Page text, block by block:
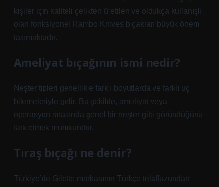
kişiler için kaliteli çelikten üretilen ve oldukça kullanışlı
olan fonksiyonel Rambo Knives bıçakları büyük önem
taşımaktadır.
Ameliyat bıçağının ismi nedir?
Neşter tipleri genellikle farklı boyutlarda ve farklı uç
bilemeleriyle gelir. Bu şekilde, ameliyat veya
operasyon sırasında genel bir neşter gibi göründüğünü
fark etmek mümkündür.
Tıraş bıçağı ne denir?
Türkiye’de Gilette markasının Türkçe telaffuzundan